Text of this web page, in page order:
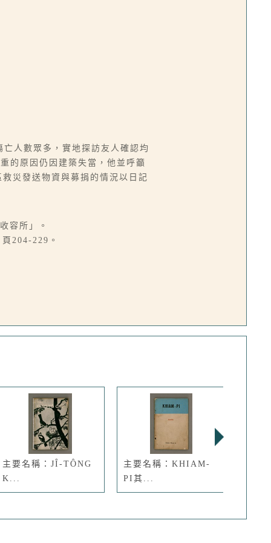
人數眾多，實地探訪友人確認均
的原因仍因建築失當，他並呼籲
災發送物資與募捐的情況以日記
容所」。
204-229。
主要名稱：JÎ-TÔNG
K...
主要名稱：KHIAM-
PI其...